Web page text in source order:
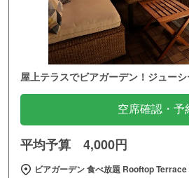
屋上テラスでビアガーデン！ジュー
空席確認・予
平均予算 4,000円
ビアガーデン 食べ放題 Rooftop Terrace